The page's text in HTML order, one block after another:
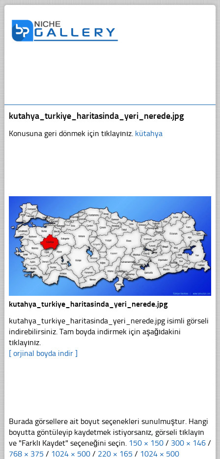
kutahya_turkiye_haritasinda_yeri_nerede.jpg
Konusuna geri dönmek için tıklayınız. kütahya
kutahya_turkiye_haritasinda_yeri_nerede.jpg
kutahya_turkiye_haritasinda_yeri_nerede.jpg isimli görseli
indirebilirsiniz. Tam boyda indirmek için aşağıdakini
tıklayınız.
[ orjinal boyda indir ]
Burada görsellere ait boyut seçenekleri sunulmuştur. Hangi
boyutta göntüleyip kaydetmek istiyorsanız, görseli tıklayın
ve "Farklı Kaydet" seçeneğini seçin. 150 × 150 / 300 × 146 /
768 × 375 / 1024 × 500 / 220 × 165 / 1024 × 500